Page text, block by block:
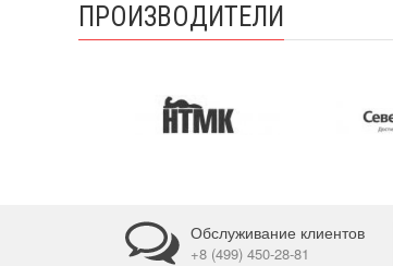
ПРОИЗВОДИТЕЛИ
Обслуживание клиентов
+8 (499) 450-28-81